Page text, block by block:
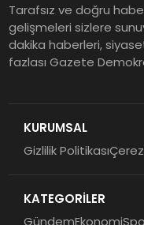
Tarafsız ve doğru
gelişmeleri sizlere
dakika haberleri,
fazlası Gazete
KURUMSAL
Gizlilik Politikası
KATEGORİLER
GündemEkonomi